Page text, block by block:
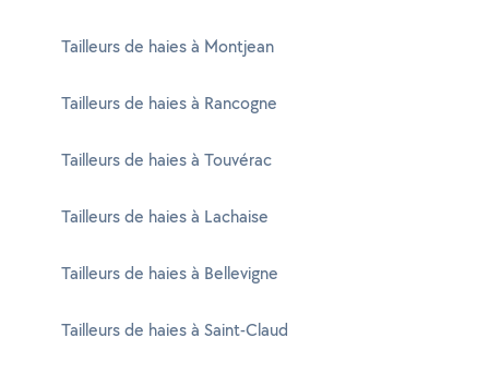
Tailleurs de haies à Montjean
Tailleurs de haies à Rancogne
Tailleurs de haies à Touvérac
Tailleurs de haies à Lachaise
Tailleurs de haies à Bellevigne
Tailleurs de haies à Saint-Claud